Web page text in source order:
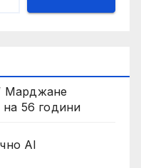
Марджане
на 56 години
AI